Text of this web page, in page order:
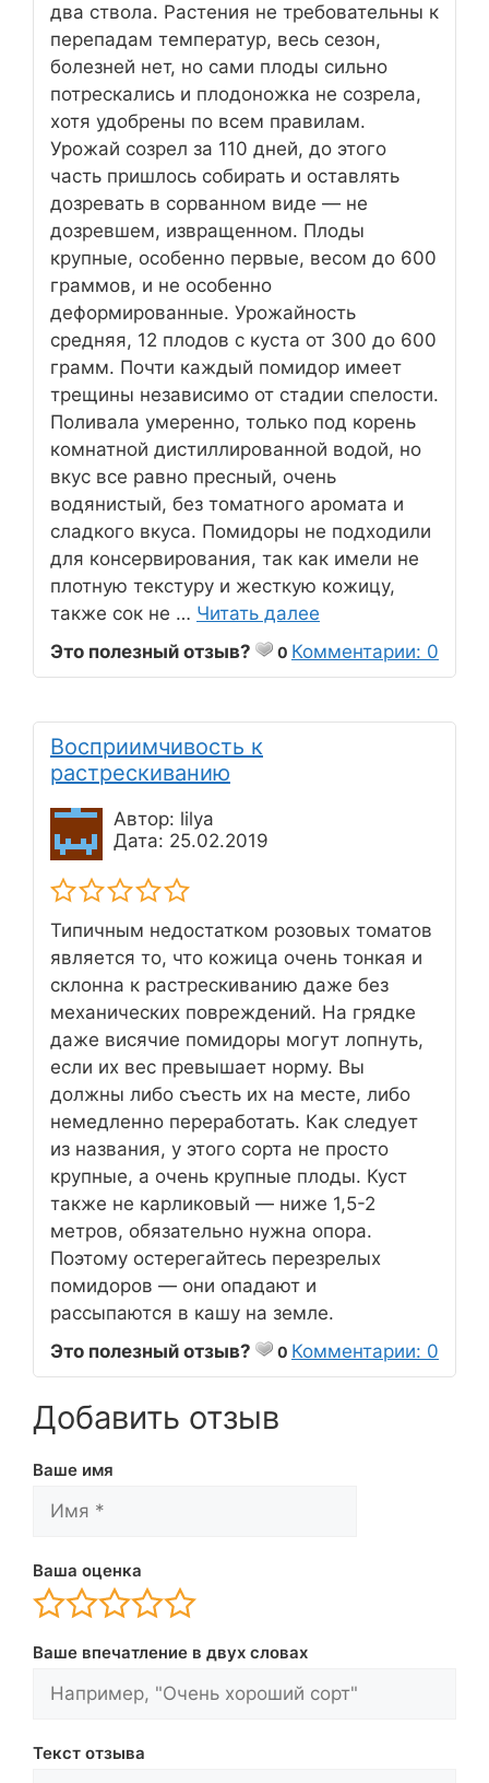
два ствола. Растения не требовательны к
перепадам температур, весь сезон,
болезней нет, но сами плоды сильно
потрескались и плодоножка не созрела,
хотя удобрены по всем правилам.
Урожай созрел за 110 дней, до этого
часть пришлось собирать и оставлять
дозревать в сорванном виде — не
дозревшем, извращенном. Плоды
крупные, особенно первые, весом до 600
граммов, и не особенно
деформированные. Урожайность
средняя, 12 плодов с куста от 300 до 600
грамм. Почти каждый помидор имеет
трещины независимо от стадии спелости.
Поливала умеренно, только под корень
комнатной дистиллированной водой, но
вкус все равно пресный, очень
водянистый, без томатного аромата и
сладкого вкуса. Помидоры не подходили
для консервирования, так как имели не
плотную текстуру и жесткую кожицу,
также сок не … Читать далее
Это полезный отзыв?
0 Комментарии: 0
Восприимчивость к
растрескиванию
Автор: lilya
Дата: 25.02.2019
Типичным недостатком розовых томатов
является то, что кожица очень тонкая и
склонна к растрескиванию даже без
механических повреждений. На грядке
даже висячие помидоры могут лопнуть,
если их вес превышает норму. Вы
должны либо съесть их на месте, либо
немедленно переработать. Как следует
из названия, у этого сорта не просто
крупные, а очень крупные плоды. Куст
также не карликовый — ниже 1,5-2
метров, обязательно нужна опора.
Поэтому остерегайтесь перезрелых
помидоров — они опадают и
рассыпаются в кашу на земле.
Это полезный отзыв?
0 Комментарии: 0
Добавить отзыв
Ваше имя
Ваша оценка
Ваше впечатление в двух словах
Текст отзыва